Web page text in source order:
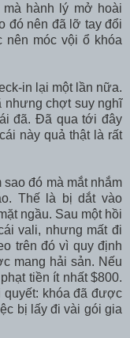
hành lý mở hoài
đó nên đã lỡ tay đổi
nên móc vội ổ khóa
in lại một lần nữa.
nhưng chợt suy nghĩ
đã. Đã qua tới đây
này quả thật là rất
sao đó mà mắt nhắm
Thế là bị dắt vào
ngầu. Sau một hồi
vali, nhưng mất đi
trên đó vì quy định
mang hải sản. Nếu
tiền ít nhất $800.
khóa đã được
bị lấy đi vài gói gia